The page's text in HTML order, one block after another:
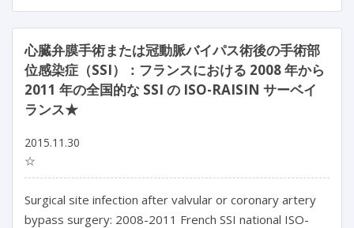
心臓弁膜手術または冠動脈バイパス術後の手術部
位感染症（SSI）：フランスにおける 2008 年から
2011 年の全国的な SSI の ISO-RAISIN サーベイ
ランス★
2015.11.30
☆
Surgical site infection after valvular or coronary artery
bypass surgery: 2008-2011 French SSI national ISO-